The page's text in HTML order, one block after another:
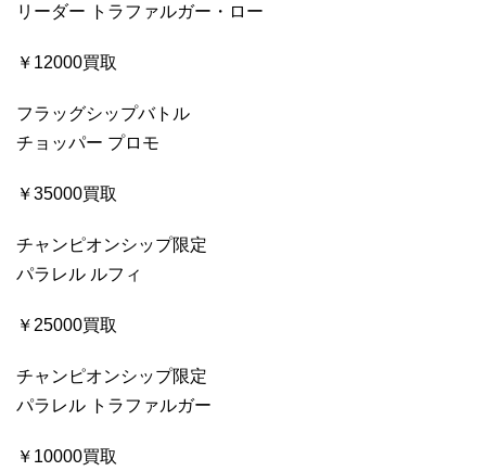
リーダー トラファルガー・ロー
￥12000買取
フラッグシップバトル
チョッパー プロモ
￥35000買取
チャンピオンシップ限定
パラレル ルフィ
￥25000買取
チャンピオンシップ限定
パラレル トラファルガー
￥10000買取